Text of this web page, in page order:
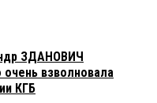
ЗДАНОВИЧ
взволновала
КГБ